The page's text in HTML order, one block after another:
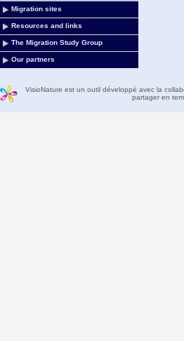
Migration sites
Resources and links
The Migration Study Group
Our partners
VisioNature est un outil développé avec la
partager en